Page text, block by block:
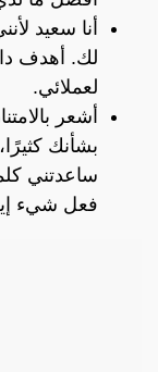
أنا سعيد
لك. أهدف
لعملائي.
أشعر
بشأنك
ساعدتني
فعل شيء